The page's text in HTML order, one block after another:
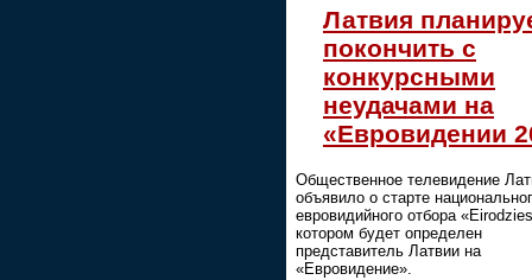
Латвия
покончить с
конкурсными
неудачами на
«Евровидении
Общественное телевидение
объявило о старте
евровидийного отбора
котором будет определен
представитель Латвии на
«Евровидение».